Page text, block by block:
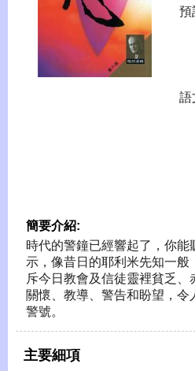
預
語
簡要介紹:
時代的警鐘已經響起了，你
示，像昔日的耶利米先知一
斥今日教會及信徒靈裡貧乏
關懷、教導、警告和盼望，
警號。
主要細項